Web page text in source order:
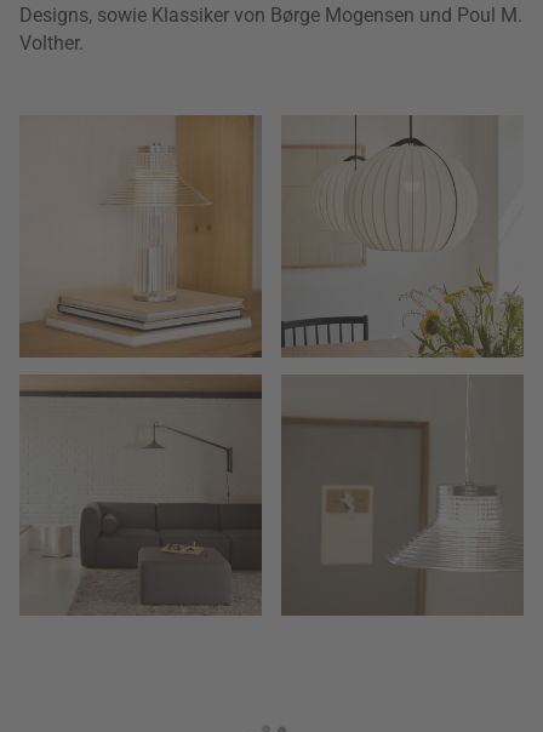
Designs, sowie Klassiker von Børge Mogensen und Poul M.
Volther.